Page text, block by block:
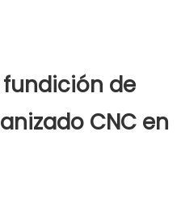
fundición de
CNC en